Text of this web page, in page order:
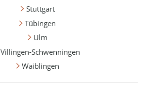
Stuttgart
Tübingen
Ulm
Villingen-Schwenningen
Waiblingen